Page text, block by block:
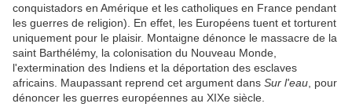
conquistadors en Amérique et les catholiques en France pendant
les guerres de religion). En effet, les Européens tuent et torturent
uniquement pour le plaisir. Montaigne dénonce le massacre de la
saint Barthélémy, la colonisation du Nouveau Monde,
l'extermination des Indiens et la déportation des esclaves
africains. Maupassant reprend cet argument dans Sur l'eau , pour
dénoncer les guerres européennes au XIXe siècle.